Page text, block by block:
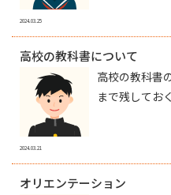
2024.03.25
ますか。よ
高校の教科書について
2024.03.21
高校の教科書
まで残してお
オリエンテーション